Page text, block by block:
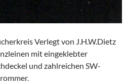
Verlegt von J.H.W.Dietz
mit eingeklebter
und zahlreichen SW-